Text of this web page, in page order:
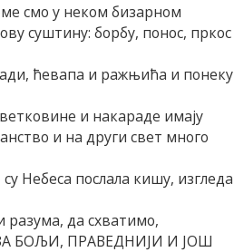
смо у неком бизарном
суштину: борбу, понос, пркос
ћевапа и ражњића и понеку
и накараде имају
и на други свет много
Небеса послала кишу, изгледа
разума, да схватимо,
ЗА БОЉИ, ПРАВЕДНИЈИ И ЈОШ